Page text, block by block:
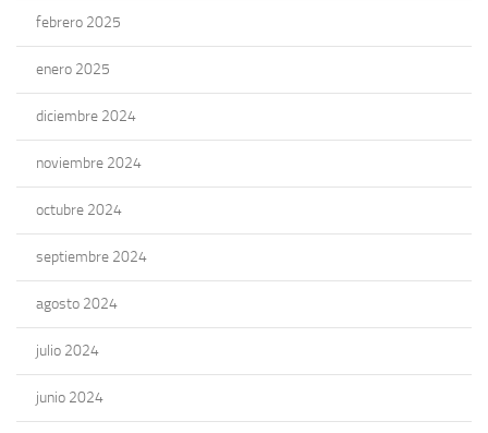
febrero 2025
enero 2025
diciembre 2024
noviembre 2024
octubre 2024
septiembre 2024
agosto 2024
julio 2024
junio 2024